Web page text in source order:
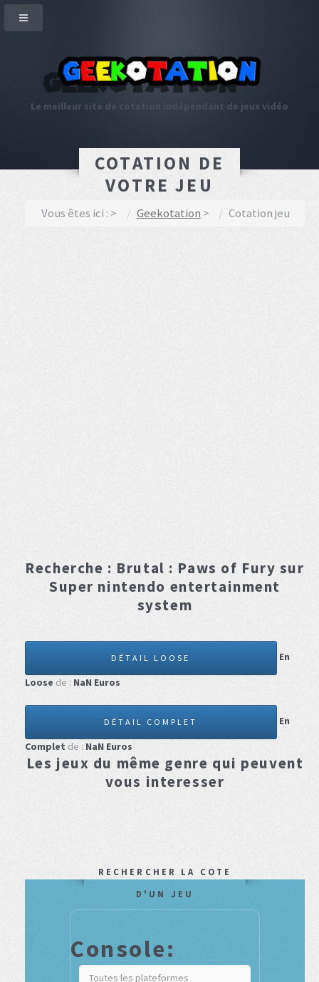
Le meilleur site de cotation indépendant de jeux vidéo
COTATION DE
VOTRE JEU
Vous êtes ici : Geekotation Cotation jeu
Recherche : Brutal : Paws of Fury sur
Super nintendo entertainment
system
DÉTAIL LOOSE
En
Loose de : NaN Euros
DÉTAIL COMPLET
En
Complet de : NaN Euros
Les jeux du même genre qui peuvent
vous interesser
RECHERCHER LA COTE
D'UN JEU
Console: